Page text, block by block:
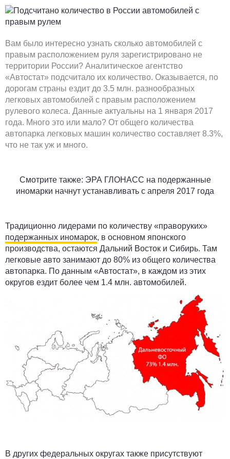
Вам было интересно узнать сколько автомобилей с
правым расположением руля зарегистрировано не
территории России? Аналитическое агентство
«Автостат» подсчитало их количество. Оказывается, по
дорогам страны ездит до 3.5 млн. разнообразных
легковых автомобилей с правым расположением
рулевого колеса. Данные актуальны на 1 января 2017
года. Много это или мало? От общего количества
автопарка легковых машин количество составляет 8.3%,
что не так уж и много.
Смотрите также: ЭРА ГЛОНАСС на подержанные
иномарки начнут устанавливать с апреля 2017 года
Традиционно лидерами по количеству «праворуких»
подержанных иномарок, в основном японского
производства, остаются Дальний Восток и Сибирь. Там
легковые авто занимают до 80% из общего количества
автопарка. По данным «Автостат», в каждом из этих
округов ездит более чем 1.4 млн. автомобилей.
В других федеральных округах также присутствуют